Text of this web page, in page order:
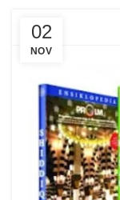
02
NOV